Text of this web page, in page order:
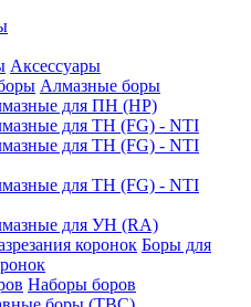
Аксессуары
Алмазные боры
для ПН (HP)
для ТН (FG) - NTI
для ТН (FG) - NTI
для ТН (FG) - NTI
для УН (RA)
Боры для
Наборы боров